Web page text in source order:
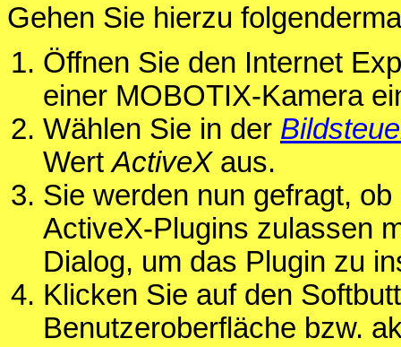
Gehen Sie hierzu
Öffnen Sie den Internet
einer MOBOTIX-Kamera
Wählen Sie in der
WertActiveXaus.
Sie werden nun gefragt,
ActiveX-Plugins zulassen
Dialog, um das Plugin zu
Klicken Sie auf den
Benutzeroberfläche bzw.